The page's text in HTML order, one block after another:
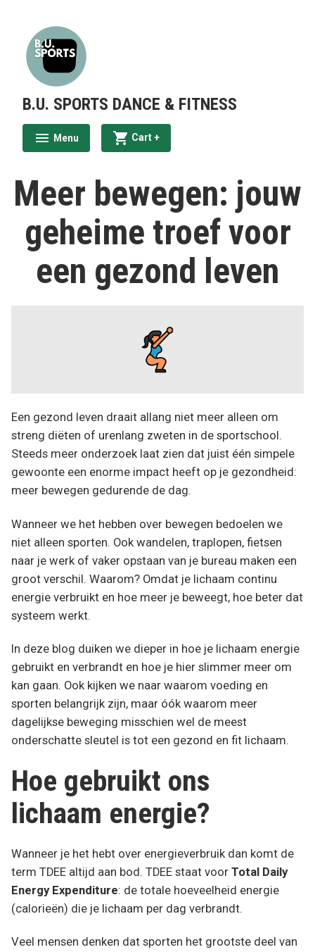
content
B.U. SPORTS DANCE & FITNESS
Menu
expanded
collapsed Cart+
Meer bewegen: jouw
geheime troef voor
een gezond leven
Een gezond leven draait allang niet meer alleen om
streng diëten of urenlang zweten in de sportschool.
Steeds meer onderzoek laat zien dat juist één simpele
gewoonte een enorme impact heeft op je gezondheid:
meer bewegen gedurende de dag.
Wanneer we het hebben over bewegen bedoelen we
niet alleen sporten. Ook wandelen, traplopen, fietsen
naar je werk of vaker opstaan van je bureau maken een
groot verschil. Waarom? Omdat je lichaam continu
energie verbruikt en hoe meer je beweegt, hoe beter dat
systeem werkt.
In deze blog duiken we dieper in hoe je lichaam energie
gebruikt en verbrandt en hoe je hier slimmer meer om
kan gaan. Ook kijken we naar waarom voeding en
sporten belangrijk zijn, maar óók waarom meer
dagelijkse beweging misschien wel de meest
onderschatte sleutel is tot een gezond en fit lichaam.
Hoe gebruikt ons
lichaam energie?
Wanneer je het hebt over energieverbruik dan komt de
term TDEE altijd aan bod. TDEE staat voor Total Daily
Energy Expenditure: de totale hoeveelheid energie
(calorieën) die je lichaam per dag verbrandt.
Veel mensen denken dat sporten het grootste deel van